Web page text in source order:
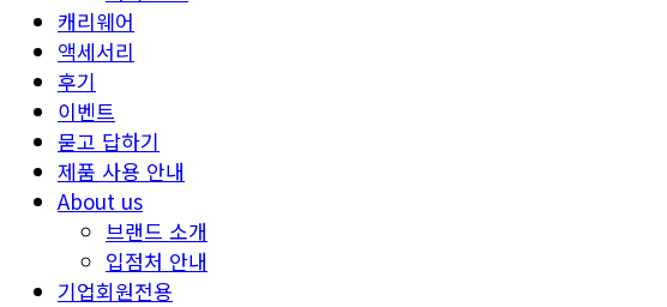
캐리웨어
액세서리
후기
이벤트
묻고 답하기
제품 사용 안내
About us
브랜드 소개
입점처 안내
기업회원전용